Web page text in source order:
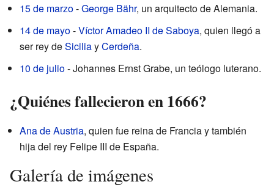
15 de marzo-George Bähr, un arquitecto de Alemania.
14 de mayo-Víctor Amadeo II de Saboya, quien llegó a
ser rey deSiciliayCerdeña.
10 de julio- Johannes Ernst Grabe, un teólogo luterano.
¿Quiénes fallecieron en 1666?
Ana de Austria, quien fue reina de Francia y también
hija del rey Felipe III de España.
Galería de imágenes